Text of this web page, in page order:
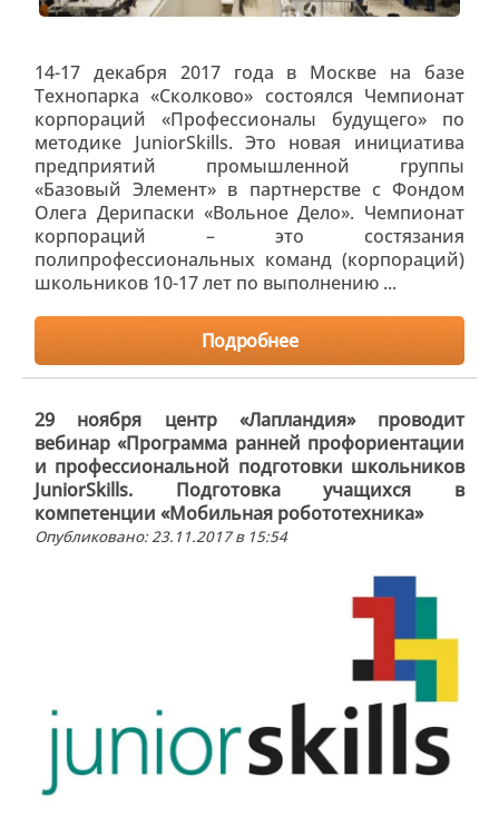
14-17 декабря 2017 года в Москве на базе
Технопарка «Сколково» состоялся Чемпионат
корпораций «Профессионалы будущего» по
методике JuniorSkills. Это новая инициатива
предприятий промышленной группы
«Базовый Элемент» в партнерстве с Фондом
Олега Дерипаски «Вольное Дело». Чемпионат
корпораций – это состязания
полипрофессиональных команд (корпораций)
школьников 10-17 лет по выполнению ...
Подробнее
29 ноября центр «Лапландия» проводит
вебинар «Программа ранней профориентации
и профессиональной подготовки школьников
JuniorSkills. Подготовка учащихся в
компетенции «Мобильная робототехника»
Опубликовано: 23.11.2017 в 15:54